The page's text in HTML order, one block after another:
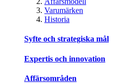
Varumärken
Historia
Syfte och strategiska mål
Expertis och innovation
Affärsområden